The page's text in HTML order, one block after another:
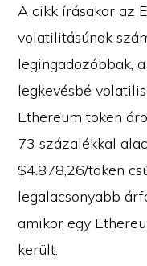
A cikk írásakor az
volatilitásúnak
legingadozóbbak,
legkevésbé
Ethereum token
73 százalékkal
$4.878,26/token
legalacsonyabb
amikor egy
került.